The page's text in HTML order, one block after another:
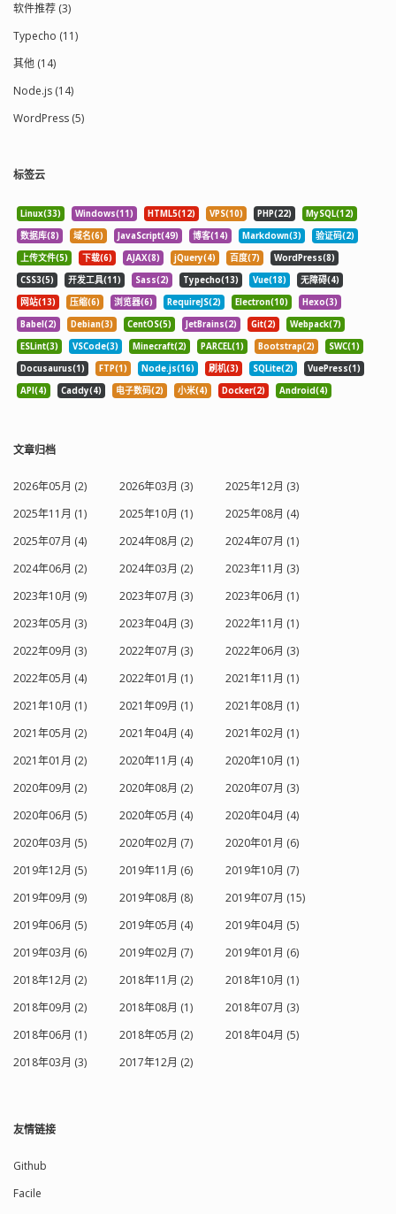
软件推荐 (3)
Typecho (11)
其他 (14)
Node.js (14)
WordPress (5)
标签云
Linux(33) Windows(11) HTML5(12) VPS(10) PHP(22)
MySQL(12)
数据库(8)
域名(6) JavaScript(49) 博客(14) Markdown(3)
验证码(2)
上传文件(5)
下载(6) AJAX(8) jQuery(4) 百度(7)
WordPress(8)
CSS3(5)
开发工具(11) Sass(2) Typecho(13) Vue(18)
无障碍(4)
网站(13)
压缩(6) 浏览器(6) RequireJS(2) Electron(10)
Hexo(3)
Babel(2)
Debian(3) CentOS(5) JetBrains(2) Git(2)
Webpack(7)
ESLint(3)
VSCode(3) Minecraft(2) PARCEL(1) Bootstrap(2)
SWC(1)
Docusaurus(1)
FTP(1) Node.js(16) 刷机(3) SQLite(2)
VuePress(1)
API(4)
Caddy(4) 电子数码(2) 小米(4) Docker(2) Android(4)
文章归档
2026年05月 (2) 2026年03月 (3)
2025年12月 (3)
2025年11月 (1)
2025年10月 (1)
2025年08月 (4)
2025年07月 (4)
2024年08月 (2)
2024年07月 (1)
2024年06月 (2)
2024年03月 (2)
2023年11月 (3)
2023年10月 (9)
2023年07月 (3)
2023年06月 (1)
2023年05月 (3)
2023年04月 (3)
2022年11月 (1)
2022年09月 (3)
2022年07月 (3)
2022年06月 (3)
2022年05月 (4)
2022年01月 (1)
2021年11月 (1)
2021年10月 (1)
2021年09月 (1)
2021年08月 (1)
2021年05月 (2)
2021年04月 (4)
2021年02月 (1)
2021年01月 (2)
2020年11月 (4)
2020年10月 (1)
2020年09月 (2)
2020年08月 (2)
2020年07月 (3)
2020年06月 (5)
2020年05月 (4)
2020年04月 (4)
2020年03月 (5)
2020年02月 (7)
2020年01月 (6)
2019年12月 (5)
2019年11月 (6)
2019年10月 (7)
2019年09月 (9)
2019年08月 (8)
2019年07月 (15)
2019年06月 (5)
2019年05月 (4)
2019年04月 (5)
2019年03月 (6)
2019年02月 (7)
2019年01月 (6)
2018年12月 (2)
2018年11月 (2)
2018年10月 (1)
2018年09月 (2)
2018年08月 (1)
2018年07月 (3)
2018年06月 (1)
2018年05月 (2)
2018年04月 (5)
2018年03月 (3)
2017年12月 (2)
友情链接
Github
Facile